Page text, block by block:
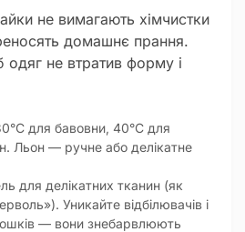
не вимагають хімчистки
домашнє прання.
одяг не втратив форму і
для бавовни, 40°C для
Льон — ручне або делікатне
для делікатних тканин (як
Уникайте відбілювачів і
— вони знебарвлюють